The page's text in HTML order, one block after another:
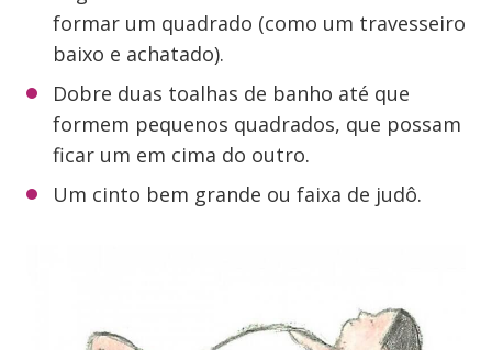
formar um quadrado (como um travesseiro
baixo e achatado).
Dobre duas toalhas de banho até que
formem pequenos quadrados, que possam
ficar um em cima do outro.
Um cinto bem grande ou faixa de judô.